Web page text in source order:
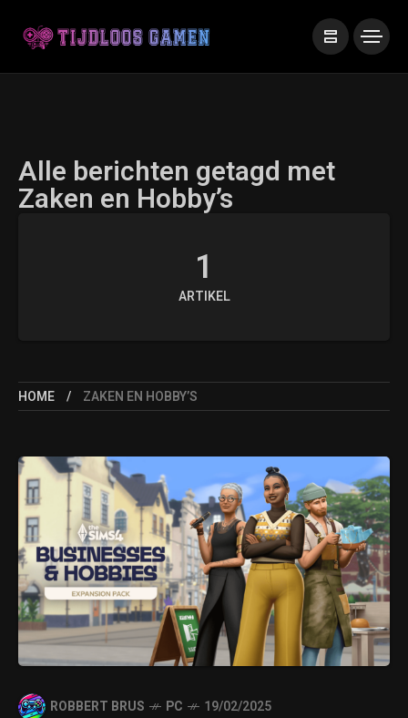
Alle berichten getagd met
Zaken en Hobby’s
1
ARTIKEL
HOME ZAKEN EN HOBBY’S
ROBBERT BRUS PC 19/02/2025